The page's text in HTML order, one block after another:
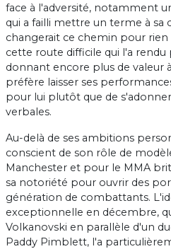
face à l'adversité, notamment
qui a failli mettre un terme à sa
changerait ce chemin pour rien
cette route difficile qui l'a
donnant encore plus de valeur
préfère laisser ses
pour lui plutôt que de
verbales.
Au-delà de ses ambitions
conscient de son rôle de
Manchester et pour le MMA
sa notoriété pour ouvrir des
génération de combattants.
exceptionnelle en décembre,
Volkanovski en parallèle d'un
Paddy Pimblett, l'a